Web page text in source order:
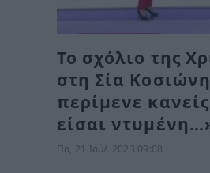
Το σχόλιο της
στη Σία
περίμενε
είσαι
Πα, 21 Ιούλ 2023 09:08